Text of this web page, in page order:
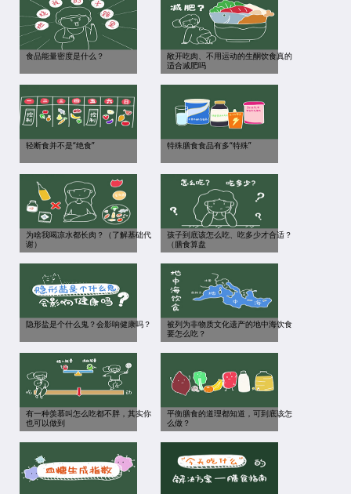
食品能量密度是什么？
敞开吃肉、不用运动的生酮饮食真的
适合减肥吗
轻断食并不是“绝食” 特殊膳食食品有多“特殊”
为啥我喝凉水都长肉？（了解基础代
谢）
孩子到底该怎么吃、吃多少才合适？
（膳食算盘
隐形盐是个什么鬼？会影响健康吗？
被列为非物质文化遗产的地中海饮食
要怎么吃？
有一种羡慕叫怎么吃都不胖，其实你
也可以做到
平衡膳食的道理都知道，可到底该怎
么做？